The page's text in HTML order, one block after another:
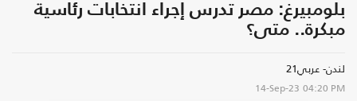
بلومبيرغ: مصر تدرس إجراء انتخابات رئاسية
مبكرة.. متى؟
لندن- عربي21
14-Sep-23 04:20 PM